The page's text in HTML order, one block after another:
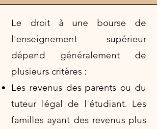
Le droit à une bourse de
l'enseignement supérieur
dépend généralement de
plusieurs critères :
Les revenus des parents ou du
tuteur légal de l'étudiant. Les
familles ayant des revenus plus